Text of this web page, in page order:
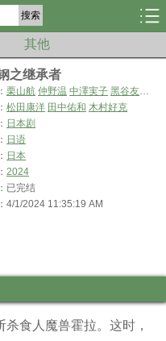
搜索
其他
之继承者
栗山航 仲野温 中澤実子 黑谷友香
松田康洋 田中佑和 木村好克
日本剧
日语
日本
2024
已完结
4/1/2024 11:35:19 AM
食人魔兽霍拉。这时，